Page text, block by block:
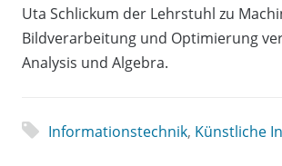
Uta Schlickum der Lehrstuhl zu
Bildverarbeitung und Optimierung
Analysis und Algebra.
Informationstechnik, Künstliche